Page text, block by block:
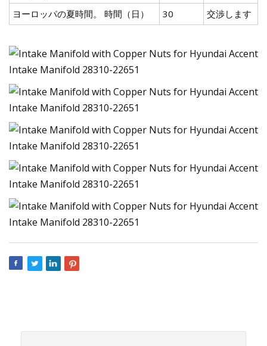
ヨーロッパの夏時間。 時間（日）
30 交渉します